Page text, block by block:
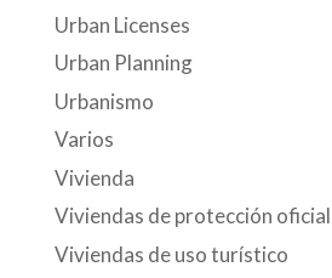
Urban Licenses
Urban Planning
Urbanismo
Varios
Vivienda
Viviendas de protección oficial
Viviendas de uso turístico